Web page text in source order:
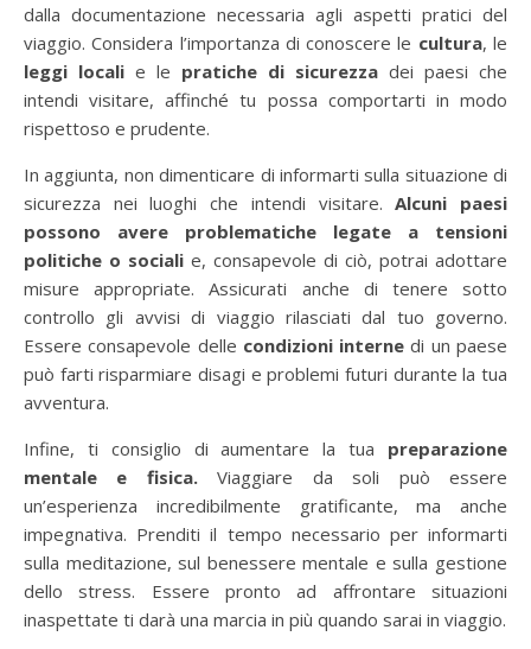
dalla documentazione necessaria agli aspetti pratici del
viaggio. Considera l’importanza di conoscere le cultura, le
leggi locali e le pratiche di sicurezza dei paesi che
intendi visitare, affinché tu possa comportarti in modo
rispettoso e prudente.
In aggiunta, non dimenticare di informarti sulla situazione di
sicurezza nei luoghi che intendi visitare.Alcuni paesi
possono avere problematiche legate a tensioni
politiche o sociali e, consapevole di ciò, potrai adottare
misure appropriate. Assicurati anche di tenere sotto
controllo gli avvisi di viaggio rilasciati dal tuo governo.
Essere consapevole delle condizioni interne di un paese
può farti risparmiare disagi e problemi futuri durante la tua
avventura.
Infine, ti consiglio di aumentare la tua preparazione
mentale
e fisica.Viaggiare da soli può essere
un’esperienza incredibilmente gratificante, ma anche
impegnativa. Prenditi il tempo necessario per informarti
sulla meditazione, sul benessere mentale e sulla gestione
dello stress. Essere pronto ad affrontare situazioni
inaspettate ti darà una marcia in più quando sarai in viaggio.